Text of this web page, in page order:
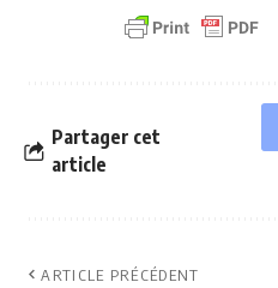
Partager cet
article
ARTICLE PRÉCÉDENT